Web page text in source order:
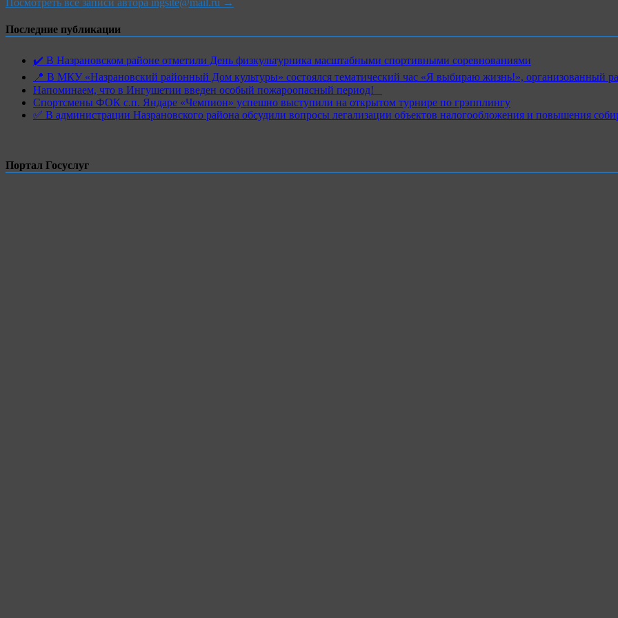
Посмотреть все записи автора ingsite@mail.ru →
Последние публикации
✔️ В Назрановском районе отметили День физкультурника масштабными спортивными соревнованиями
📍 В МКУ «Назрановский районный Дом культуры» состоялся тематический час «Я выбираю жизнь!», организованный
Напоминаем, что в Ингушетии введен особый пожароопасный период!⁣⁣⠀
Спортсмены ФОК с.п. Яндаре «Чемпион» успешно выступили на открытом турнире по грэпплингу
✅ В администрации Назрановского района обсудили вопросы легализации объектов налогообложения и повышения
Портал Госуслуг